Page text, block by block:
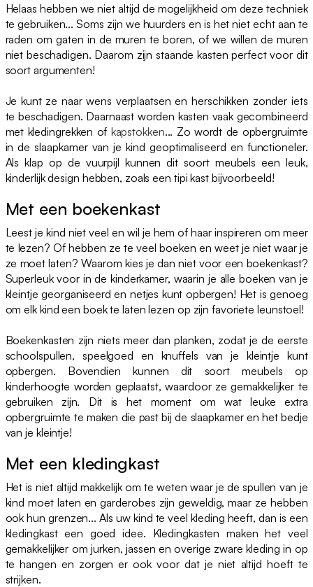
Helaas hebben we niet altijd de mogelijkheid om deze techniek
te gebruiken... Soms zijn we huurders en is het niet echt aan te
raden om gaten in de muren te boren, of we willen de muren
niet beschadigen. Daarom zijn staande kasten perfect voor dit
soort argumenten!
Je kunt ze naar wens verplaatsen en herschikken zonder iets
te beschadigen. Daarnaast worden kasten vaak gecombineerd
met kledingrekken of kapstokken... Zo wordt de opbergruimte
in de slaapkamer van je kind geoptimaliseerd en functioneler.
Als klap op de vuurpijl kunnen dit soort meubels een leuk,
kinderlijk design hebben, zoals een tipi kast bijvoorbeeld!
Met een boekenkast
Leest je kind niet veel en wil je hem of haar inspireren om meer
te lezen? Of hebben ze te veel boeken en weet je niet waar je
ze moet laten? Waarom kies je dan niet voor een boekenkast?
Superleuk voor in de kinderkamer, waarin je alle boeken van je
kleintje georganiseerd en netjes kunt opbergen! Het is genoeg
om elk kind een boek te laten lezen op zijn favoriete leunstoel!
Boekenkasten zijn niets meer dan planken, zodat je de eerste
schoolspullen, speelgoed en knuffels van je kleintje kunt
opbergen. Bovendien kunnen dit soort meubels op
kinderhoogte worden geplaatst, waardoor ze gemakkelijker te
gebruiken zijn. Dit is het moment om wat leuke extra
opbergruimte te maken die past bij de slaapkamer en het bedje
van je kleintje!
Met een kledingkast
Het is niet altijd makkelijk om te weten waar je de spullen van je
kind moet laten en garderobes zijn geweldig, maar ze hebben
ook hun grenzen... Als uw kind te veel kleding heeft, dan is een
kledingkast een goed idee. Kledingkasten maken het veel
gemakkelijker om jurken, jassen en overige zware kleding in op
te hangen en zorgen er ook voor dat je niet altijd hoeft te
strijken.